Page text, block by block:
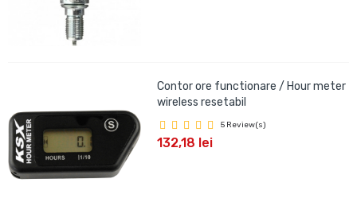
Contor ore functionare / Hour meter
wireless resetabil
5 Review(s)
132,18 lei